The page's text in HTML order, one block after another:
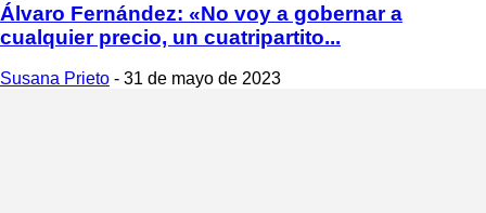
Álvaro Fernández: «No voy a gobernar a
cualquier precio, un cuatripartito...
Susana Prieto - 31 de mayo de 2023